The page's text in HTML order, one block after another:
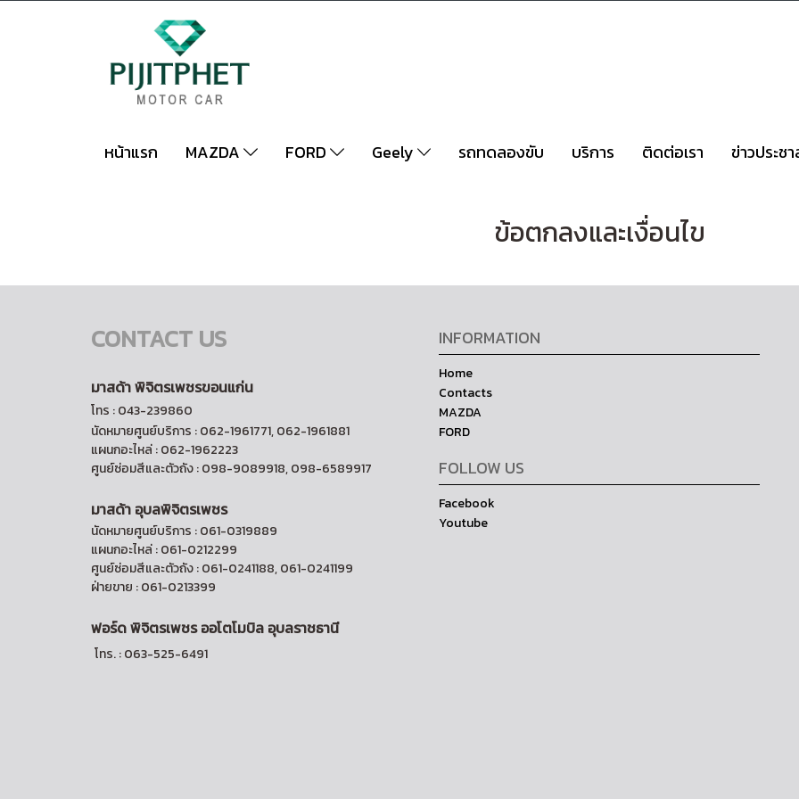
หน้าแรก MAZDA FORD Geely รถทดลองขับ บริการ ติดต่อเรา ข่าวประ
ข้อตกลงและเงื่อนไข
CONTACT US
มาสด้า พิจิตรเพชรขอนแก่น
โทร : 043-239860
นัดหมายศูนย์บริการ : 062-1961771, 062-1961881
แผนกอะไหล่ : 062-1962223
ศูนย์ซ่อมสีและตัวถัง : 098-9089918, 098-6589917
มาสด้า อุบลพิจิตรเพชร
นัดหมายศูนย์บริการ : 061-0319889
แผนกอะไหล่ : 061-0212299
ศูนย์ซ่อมสีและตัวถัง : 061-0241188, 061-0241199
ฝ่ายขาย : 061-0213399
ฟอร์ด พิจิตรเพชร ออโตโมบิล อุบลราชธานี
โทร. : 063-525-6491
INFORMATION
Home
Contacts
MAZDA
FORD
FOLLOW US
Facebook
Youtube